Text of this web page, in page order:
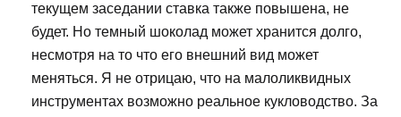
текущем заседании ставка также повышена, не
будет. Но темный шоколад может хранится долго,
несмотря на то что его внешний вид может
меняться. Я не отрицаю, что на малоликвидных
инструментах возможно реальное кукловодство. За